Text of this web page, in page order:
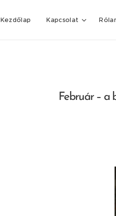
Kezdőlap Kapcsolat
Február – a